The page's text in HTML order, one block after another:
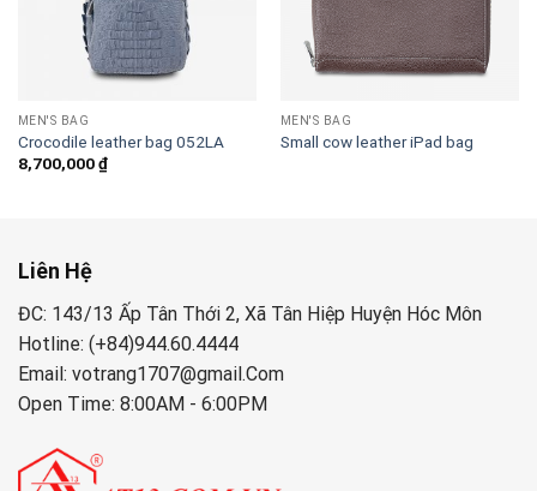
MEN'S BAG
Crocodile leather bag 052LA
8,700,000₫
MEN'S BAG
Small cow leather iPad bag
Liên Hệ
ĐC: 143/13 Ấp Tân Thới 2, Xã Tân Hiệp Huyện Hóc Môn
Hotline: (+84)944.60.4444
Email: votrang1707@gmail.Com
Open Time: 8:00AM - 6:00PM